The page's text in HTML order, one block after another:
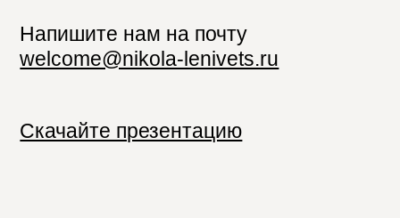
Напишите нам на почту
welcome@nikola-lenivets.ru
Скачайте презентацию